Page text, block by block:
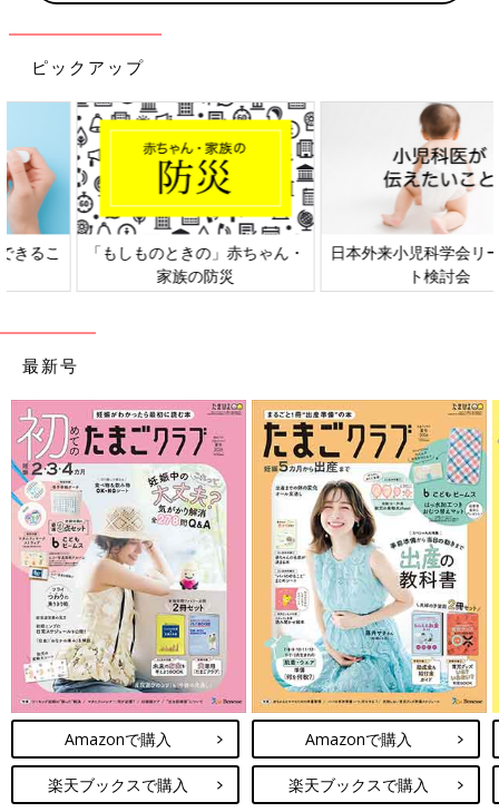
ピックアップ
日本外来小児科学会リーフレッ
ト検討会
六星占術 細木かおりさんの人生
最新号
Amazonで購入
楽天ブックスで購入
Amazonで購入
楽天ブックスで購入